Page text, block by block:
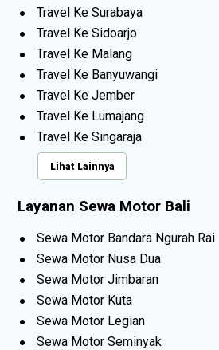
Travel Ke Surabaya
Travel Ke Sidoarjo
Travel Ke Malang
Travel Ke Banyuwangi
Travel Ke Jember
Travel Ke Lumajang
Travel Ke Singaraja
Lihat Lainnya
Layanan Sewa Motor Bali
Sewa Motor Bandara Ngurah Rai
Sewa Motor Nusa Dua
Sewa Motor Jimbaran
Sewa Motor Kuta
Sewa Motor Legian
Sewa Motor Seminyak